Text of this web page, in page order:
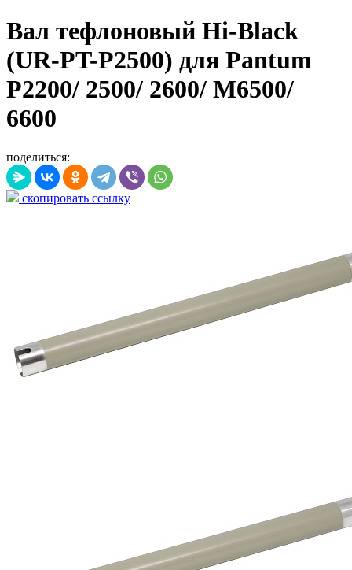
Вал тефлоновый Hi-Black
(UR-PT-P2500) для Pantum
P2200/ 2500/ 2600/ M6500/
6600
поделиться:
скопировать ссылку